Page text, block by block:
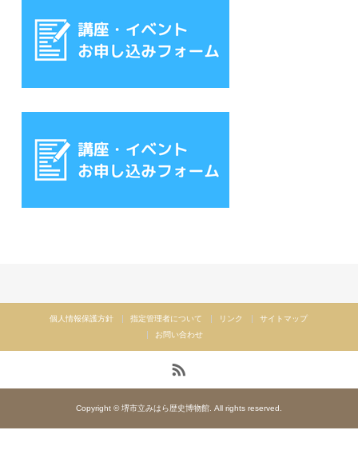
個人情報保護方針 指定管理者について リンク
サイトマップ
お問い合わせ
Copyright © 堺市立みはら歴史博物館. All rights reserved.